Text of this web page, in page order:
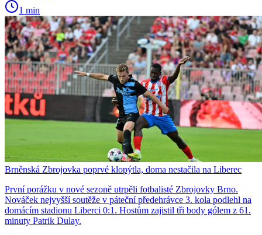
1 min
Brněnská Zbrojovka poprvé klopýtla, doma nestačila na Liberec
První porážku v nové sezoně utrpěli fotbalisté Zbrojovky Brno.
Nováček nejvyšší soutěže v páteční předehrávce 3. kola podlehl na
domácím stadionu Liberci 0:1. Hostům zajistil tři body gólem z 61.
minuty Patrik Dulay.